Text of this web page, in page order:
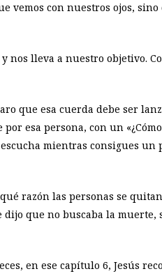
vemos con nuestros ojos, sino
nos lleva a nuestro objetivo.
que esa cuerda debe ser
esa persona, con un «¿Cómo
mientras consigues
razón las personas se
que no buscaba la muerte,
en ese capítulo 6, Jesús